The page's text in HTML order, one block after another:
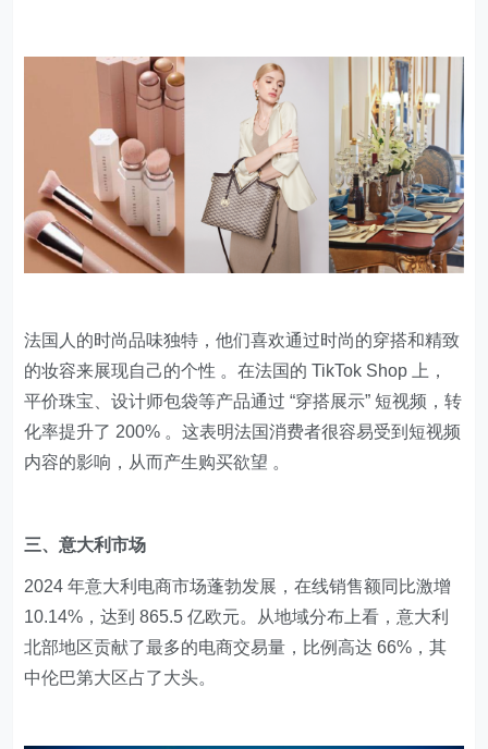
法国人的时尚品味独特，他们喜欢通过时尚的穿搭和精致
的妆容来展现自己的个性 。在法国的 TikTok Shop 上，
平价珠宝、设计师包袋等产品通过 “穿搭展示” 短视频，转
化率提升了 200% 。这表明法国消费者很容易受到短视频
内容的影响，从而产生购买欲望 。
​三、意大利市场
2024 年意大利电商市场蓬勃发展，在线销售额同比激增
10.14%，达到 865.5 亿欧元。从地域分布上看，意大利
北部地区贡献了最多的电商交易量，比例高达 66%，其
中伦巴第大区占了大头。